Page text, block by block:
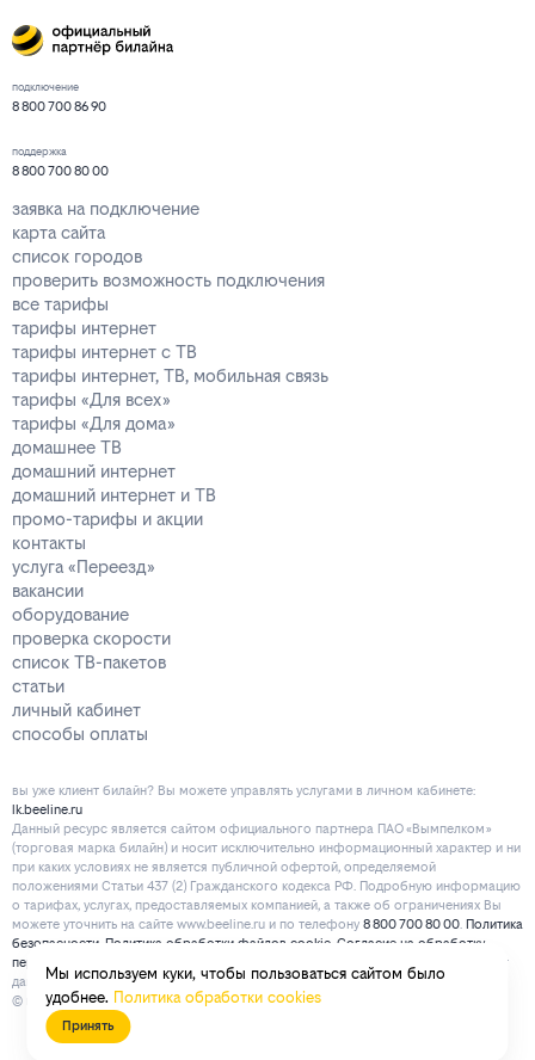
подключение
8 800 700 86 90
поддержка
8 800 700 80 00
заявка на подключение
карта сайта
список городов
проверить возможность подключения
все тарифы
тарифы интернет
тарифы интернет с ТВ
тарифы интернет, ТВ, мобильная связь
тарифы «Для всех»
тарифы «Для дома»
домашнее ТВ
домашний интернет
домашний интернет и ТВ
промо-тарифы и акции
контакты
услуга «Переезд»
вакансии
оборудование
проверка скорости
список ТВ-пакетов
статьи
личный кабинет
способы оплаты
вы уже клиент билайн? Вы можете управлять услугами в личнoм кaбинeтe:
lk.beeline.ru
Данный ресурс является сайтом официального партнера ПАО «Вымпелком»
(торговая марка билайн) и носит исключительно информационный характер и ни
при каких условиях не является публичной офертой, определяемой
положениями Статьи 437 (2) Гражданского кодекса РФ. Подробную информацию
о тарифах, услугах, предоставляемых компанией, а также об ограничениях Вы
можете уточнить на сайте www.beeline.ru и по телефону 8 800 700 80 00. Политика
безопасности Политика обработки файлов cookie Согласие на обработку
персональных данных
. Отписаться от получения информационных рассылок от
данного ресурса можно настранице.
© mirbeeline.ru - официальный партнер билайн. 2026 г.
Мы используем куки, чтобы пользоваться сайтом было
удобнее. Политика обработки cookies
Принять